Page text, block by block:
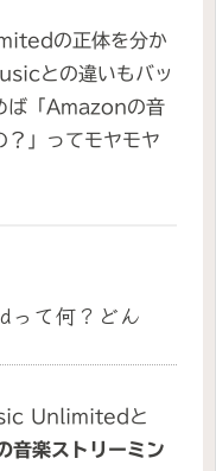
の正体を分か
との違いもバッ
ば「Amazonの音
？」ってモヤモヤ
て何？どん
Unlimitedと
音楽ストリーミン